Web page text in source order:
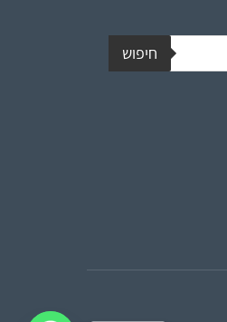
חיפוש